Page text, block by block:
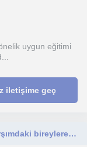
uygun eğitimi
iletişime geç
Azimliyin çalışmayı severim öğretmeyi karşımdaki bireylere faydalı olmayı severim